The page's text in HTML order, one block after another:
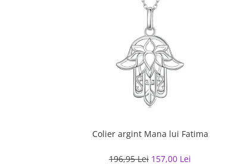
Colier argint Mana lui Fatima
196,95 Lei 157,00 Lei